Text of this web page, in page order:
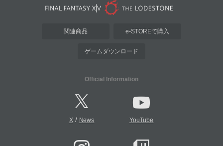
関連商品 e-STOREで購入
ゲームダウンロード
Official Information
X/ News YouTube